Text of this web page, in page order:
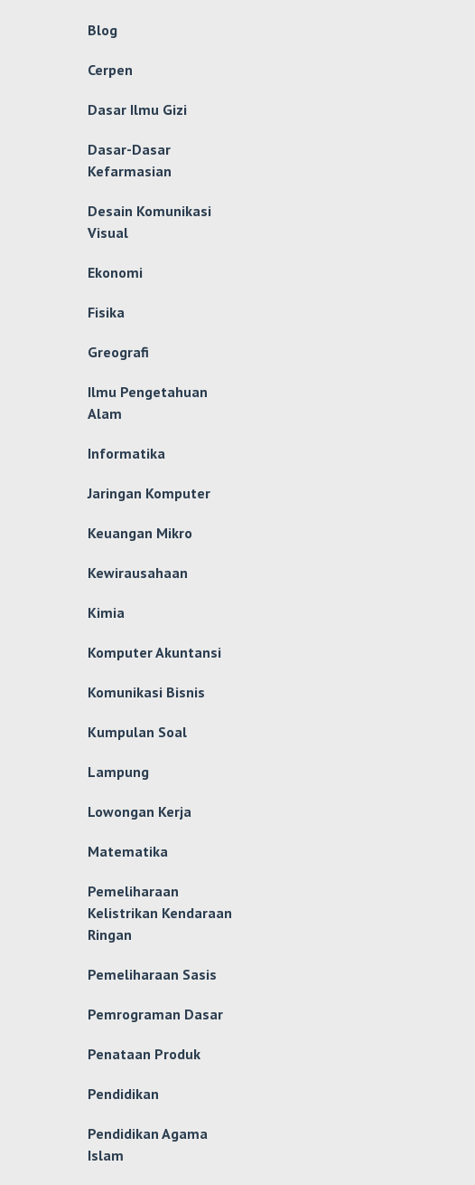
Blog
Cerpen
Dasar Ilmu Gizi
Dasar-Dasar
Kefarmasian
Desain Komunikasi
Visual
Ekonomi
Fisika
Greografi
Ilmu Pengetahuan
Alam
Informatika
Jaringan Komputer
Keuangan Mikro
Kewirausahaan
Kimia
Komputer Akuntansi
Komunikasi Bisnis
Kumpulan Soal
Lampung
Lowongan Kerja
Matematika
Pemeliharaan
Kelistrikan Kendaraan
Ringan
Pemeliharaan Sasis
Pemrograman Dasar
Penataan Produk
Pendidikan
Pendidikan Agama
Islam